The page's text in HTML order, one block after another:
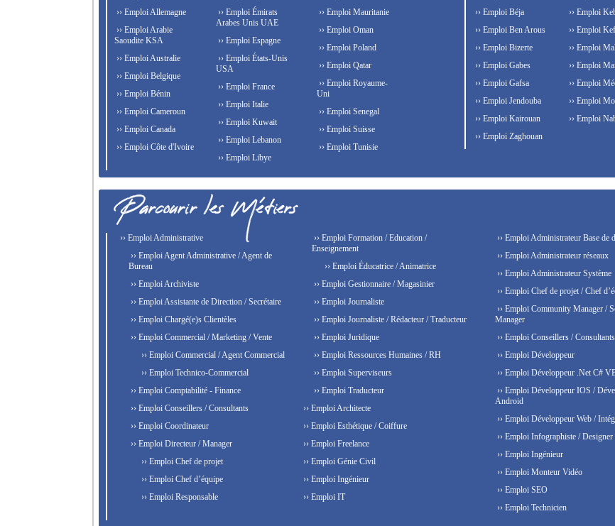
›› Emploi Allemagne
›› Emploi Arabie
Saoudite KSA
›› Emploi Australie
›› Emploi Belgique
›› Emploi Bénin
›› Emploi Cameroun
›› Emploi Canada
›› Emploi Côte d'Ivoire
›› Emploi Émirats
Arabes Unis UAE
›› Emploi Espagne
›› Emploi États-Unis
USA
›› Emploi France
›› Emploi Italie
›› Emploi Kuwait
›› Emploi Lebanon
›› Emploi Libye
›› Emploi Mauritanie
›› Emploi Oman
›› Emploi Poland
›› Emploi Qatar
›› Emploi Royaume-
Uni
›› Emploi Senegal
›› Emploi Suisse
›› Emploi Tunisie
›› Emploi Béja
›› Emploi Ben Arous
›› Emploi Bizerte
›› Emploi Gabes
›› Emploi Gafsa
›› Emploi Jendouba
›› Emploi Kairouan
›› Emploi
›› Emploi Kef
›› Emploi
›› Emploi
›› Emploi
›› Emploi
›› Emploi
›› Emploi Zaghouan
›› Emploi Administrative
›› Emploi Agent Administrative / Agent de
Bureau
›› Emploi Archiviste
›› Emploi Assistante de Direction / Secrétaire
›› Emploi Chargé(e)s Clientèles
›› Emploi Commercial / Marketing / Vente
›› Emploi Commercial / Agent Commercial
›› Emploi Technico-Commercial
›› Emploi Comptabilité - Finance
›› Emploi Conseillers / Consultants
›› Emploi Coordinateur
›› Emploi Directeur / Manager
›› Emploi Chef de projet
›› Emploi Chef d’équipe
›› Emploi Responsable
›› Emploi Formation / Education /
Enseignement
›› Emploi Éducatrice / Animatrice
›› Emploi Gestionnaire / Magasinier
›› Emploi Journaliste
›› Emploi Journaliste / Rédacteur / Traducteur
›› Emploi Juridique
›› Emploi Ressources Humaines / RH
›› Emploi Superviseurs
›› Emploi Traducteur
›› Emploi Architecte
›› Emploi Esthétique / Coiffure
›› Emploi Freelance
›› Emploi Génie Civil
›› Emploi Ingénieur
›› Emploi IT
›› Emploi Administrateur Base de
›› Emploi Administrateur réseaux
›› Emploi Administrateur Système
›› Emploi Chef de projet / Chef
›› Emploi Community Manager /
Manager
›› Emploi Conseillers / Consultants
›› Emploi Développeur
›› Emploi Développeur .Net C#
›› Emploi Développeur IOS /
Android
›› Emploi Développeur Web /
›› Emploi Infographiste /
›› Emploi Ingénieur
›› Emploi Monteur Vidéo
›› Emploi SEO
›› Emploi Technicien